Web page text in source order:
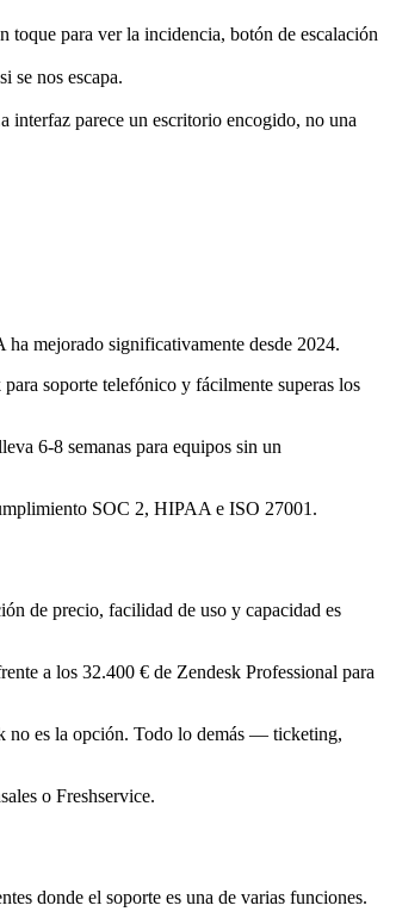
toque para ver la incidencia, botón de escalación
se nos escapa.
interfaz parece un escritorio encogido, no una
ha mejorado significativamente desde 2024.
soporte telefónico y fácilmente superas los
6-8 semanas para equipos sin un
SOC 2, HIPAA e ISO 27001.
de precio, facilidad de uso y capacidad es
a los 32.400 € de Zendesk Professional para
no es la opción. Todo lo demás — ticketing,
o Freshservice.
donde el soporte es una de varias funciones.